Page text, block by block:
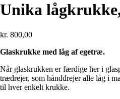
Unika
kr. 800,00
Glaskrukke med låg af egetræ.
Når glaskrukken er færdige her i
trædrejer, som hånddrejer alle låg i
til hver enkelt krukke.